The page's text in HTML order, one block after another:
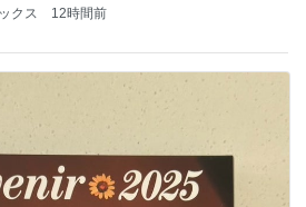
クス 12時間前